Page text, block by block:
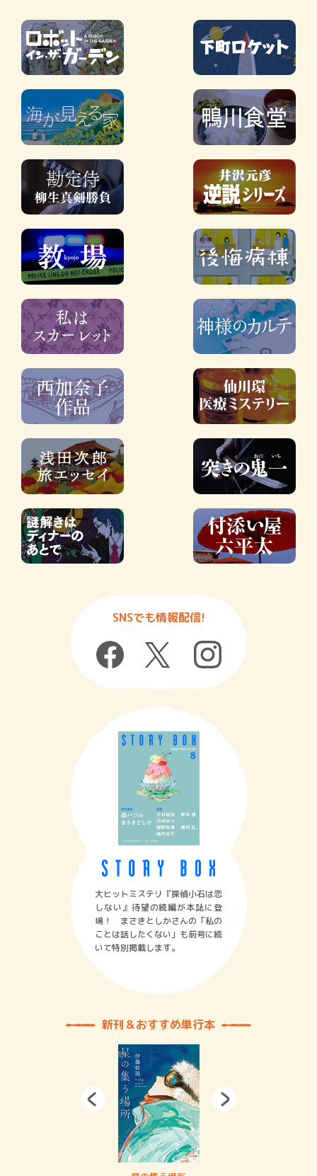
SNSでも情報配信!
大ヒットミステリ『探偵小石は恋
しない』待望の続編が本誌に登
場！ まさきとしかさんの「私の
ことは話したくない」も前号に続
いて特別掲載します。
新刊＆おすすめ単行本